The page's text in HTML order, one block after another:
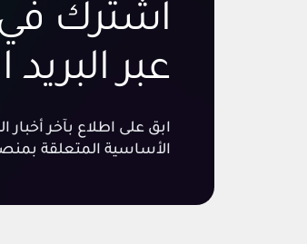
اشترك في
عبر البريد
ابق على اطلاع بآخر أخبار
الأساسية المتعلقة